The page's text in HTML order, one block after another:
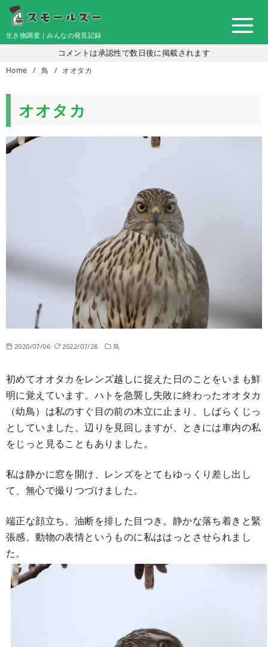
コ
テ
ツ
生き物調査｜みんなの発見記録
コメントは承認性で数日後に掲載されます
Home 鳥 オオタカ
オオタカ
2020/07/06 2022/07/28 鳥
初めてオオタカをレンズ越しに捉えた日のことをいまも鮮
明に覚えています。ハトを急襲し失敗に終わったオオタカ
（幼鳥）は私のすぐ目の前の木立に止まり、しばらくじっ
としていました。辺りを見回しますが、ときには車内の私
をじっと見ることもありました。
私は静かに窓を開け、レンズをとてもゆっくり差し出し
て、無心で撮りつづけました。
端正な顔立ち、油断を排した目つき。静かな落ち着きと緊
張感。動物の表情というものに私ははっとさせられまし
た。